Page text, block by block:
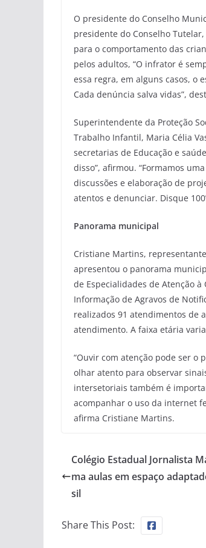
O presidente do Conselho
presidente do Conselho
para o comportamento das
pelos adultos, “O infrator é
essa regra, em alguns casos, o
Cada denúncia salva vidas”,
Superintendente da Proteção
Trabalho Infantil, Maria Célia
secretarias de Educação e
disso”, afirmou. “Formamos
discussões e elaboração de
atentos e denunciar. Disque
Panorama municipal
Cristiane Martins,
apresentou o panorama
de Especialidades de Atenção à
Informação de Agravos de
realizados 91 atendimentos de
atendimento. A faixa etária
“Ouvir com atenção pode ser o
olhar atento para observar
intersetoriais também é
acompanhar o uso da internet
afirma Cristiane Martins.
Colégio Estadual Jornalista
ma aulas em espaço
sil
Share This Post: